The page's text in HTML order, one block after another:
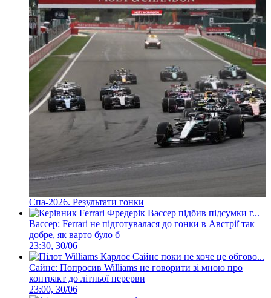
Спа-2026. Результати гонки
Вассер: Ferrari не підготувалася до гонки в Австрії так
добре, як варто було б
23:30, 30/06
Сайнс: Попросив Williams не говорити зі мною про
контракт до літньої перерви
23:00, 30/06